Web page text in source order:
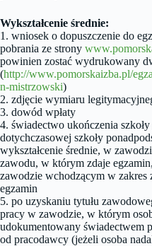
Wykształcenie średnie:
1. wniosek o dopuszczenie do
pobrania ze strony
powinien zostać wydrukowany
(http://www.pomorskaizba.pl/
n-mistrzowski)
2. zdjęcie wymiaru
3. dowód wpłaty
4. świadectwo ukończenia
dotychczasowej szkoły
wykształcenie średnie, w
zawodu, w którym zdaje
zawodzie wchodzącym w
egzamin
5. po uzyskaniu tytułu
pracy w zawodzie, w którym
udokumentowany świadectwem
od pracodawcy (jeżeli osoba